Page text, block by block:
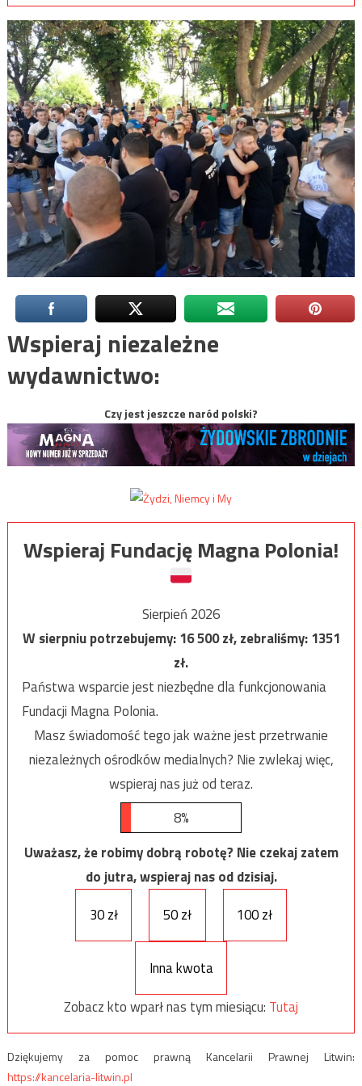
Wspieraj niezależne
wydawnictwo:
Czy jest jeszcze naród polski?
Wspieraj Fundację Magna Polonia!
Sierpień 2026
W sierpniu potrzebujemy:16 500zł, zebraliśmy:1351
zł.
Państwa wsparcie jest niezbędne dla funkcjonowania
Fundacji Magna Polonia.
Masz świadomość tego jak ważne jest przetrwanie
niezależnych ośrodków medialnych? Nie zwlekaj więc,
wspieraj nas już od teraz.
8%
Uważasz, że robimy dobrą robotę? Nie czekaj zatem
do jutra, wspieraj nas od dzisiaj.
30 zł
50 zł 100 zł
Inna kwota
Zobacz kto wparł nas tym miesiącu: Tutaj
Dziękujemy za pomoc prawną Kancelarii Prawnej Litwin:
https://kancelaria-litwin.pl